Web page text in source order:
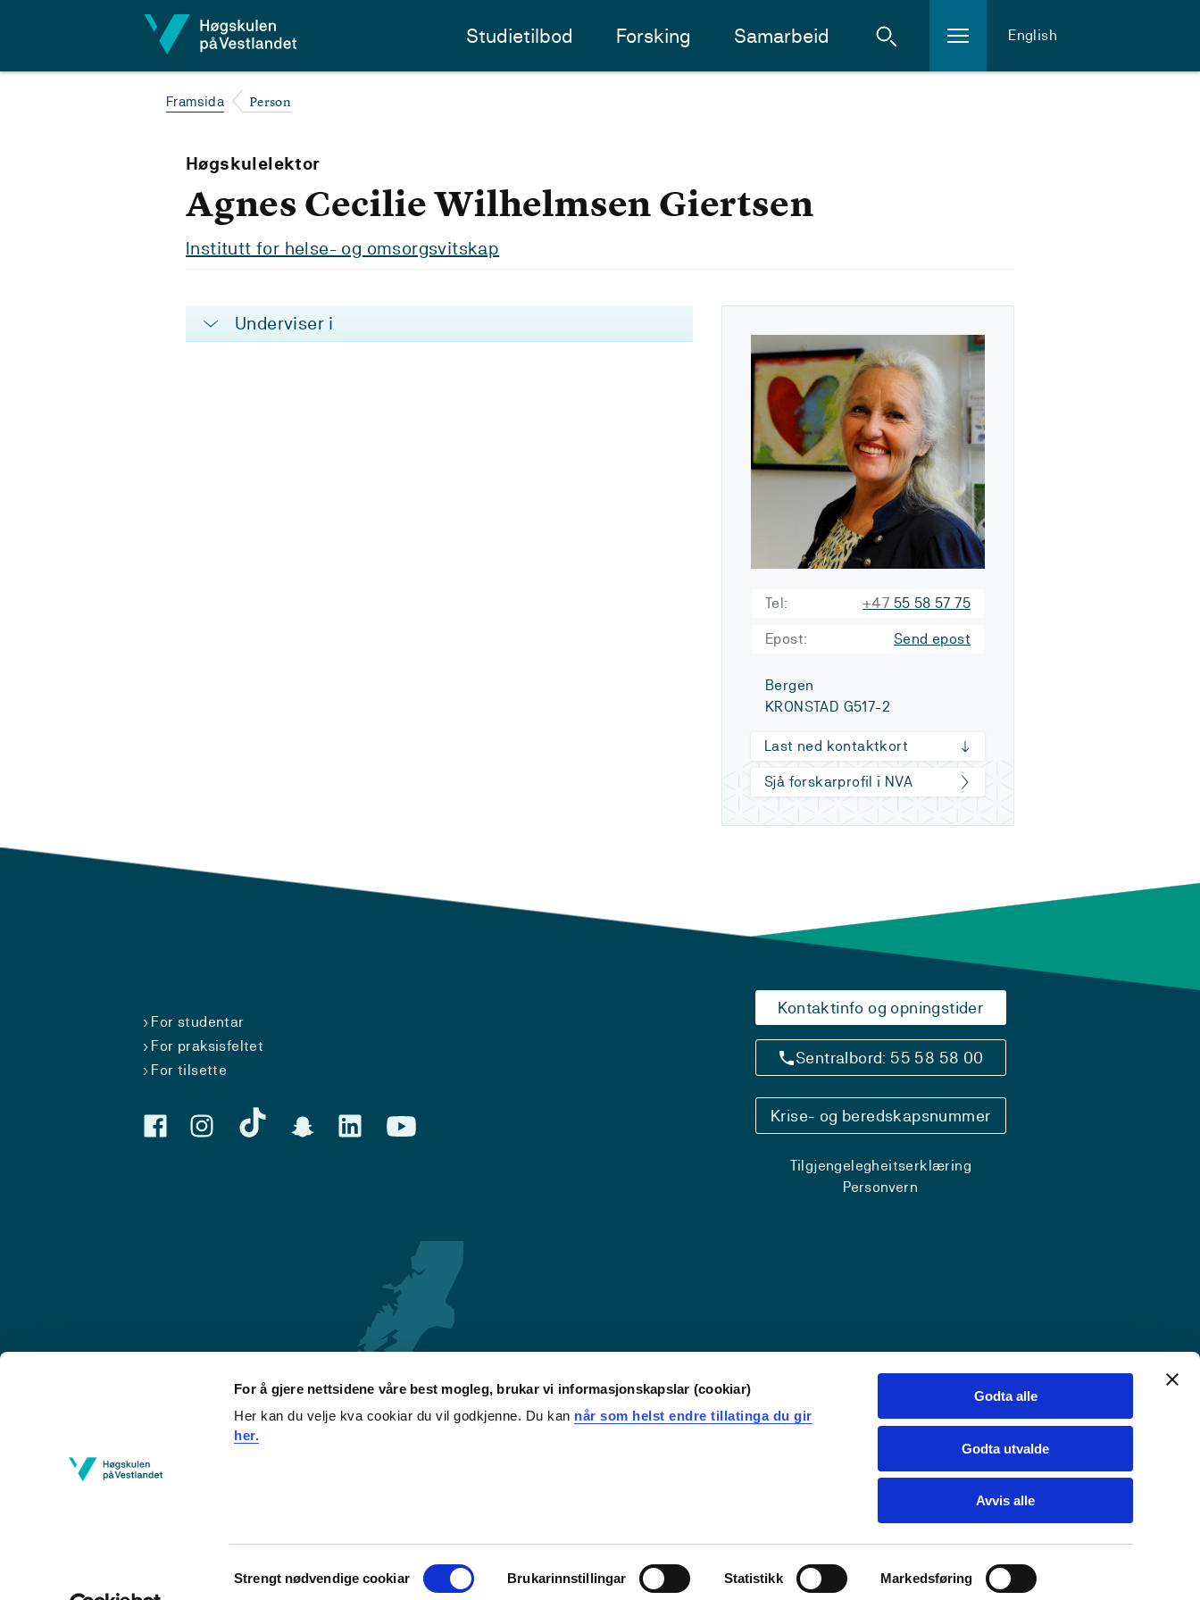
For å gjere nettsidene våre best mogleg, brukar vi informasjonskapslar (cookiar)
Her kan du velje kva cookiar du vil godkjenne. Du kan når som helst endre tillatinga du gir
her.
Selection
Strengt nødvendige cookiar Brukarinnstillingar Statistikk
Markedsføring
Godta alle
Godta utvalde
Avvis alle
Studietilbod Forsking Samarbeid English
Framsida Person
Høgskulelektor
Agnes Cecilie Wilhelmsen Giertsen
Institutt for helse- og omsorgsvitskap
Tel: +47 55 58 57 75
Epost: Send epost
Bergen
KRONSTAD G517-2
Last ned kontaktkort
Sjå forskarprofil i NVA
Underviser i
For studentar
For praksisfeltet
For tilsette
Kontaktinfo og opningstider
Sentralbord: 55 58 58 00
Krise- og beredskapsnummer
Tilgjengelegheitserklæring
Personvern